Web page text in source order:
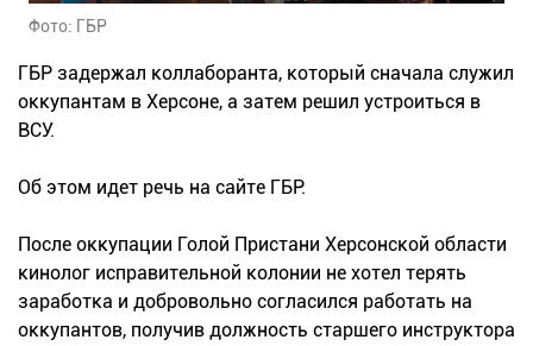
Фото: ГБР
ГБР задержал коллаборанта, который сначала служил
оккупантам в Херсоне, а затем решил устроиться в
ВСУ.
Об этом идет речь на сайте ГБР.
После оккупации Голой Пристани Херсонской области
кинолог исправительной колонии не хотел терять
заработка и добровольно согласился работать на
оккупантов, получив должность старшего инструктора